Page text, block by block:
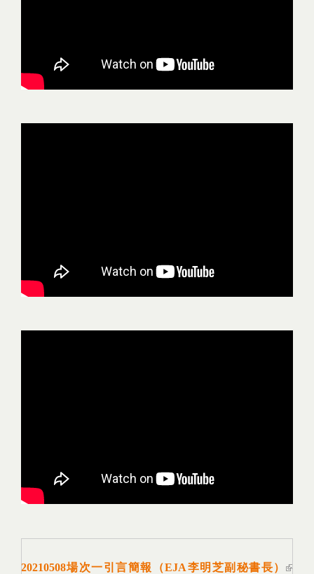
20210508場次一引言簡報（EJA李明芝副秘書長）